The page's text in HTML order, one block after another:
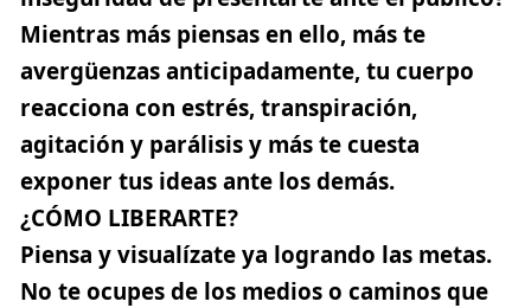
Mientras más piensas en ello, más te
avergüenzas anticipadamente, tu cuerpo
reacciona con estrés, transpiración,
agitación y parálisis y más te cuesta
exponer tus ideas ante los demás.
¿CÓMO LIBERARTE?
Piensa y visualízate ya logrando las metas.
No te ocupes de los medios o caminos que